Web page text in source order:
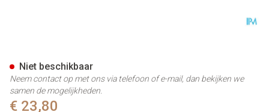
€ 23,80
Niet beschikbaar
Neem contact op met ons via telefoon of e-mail, dan bekijken we
samen de mogelijkheden.